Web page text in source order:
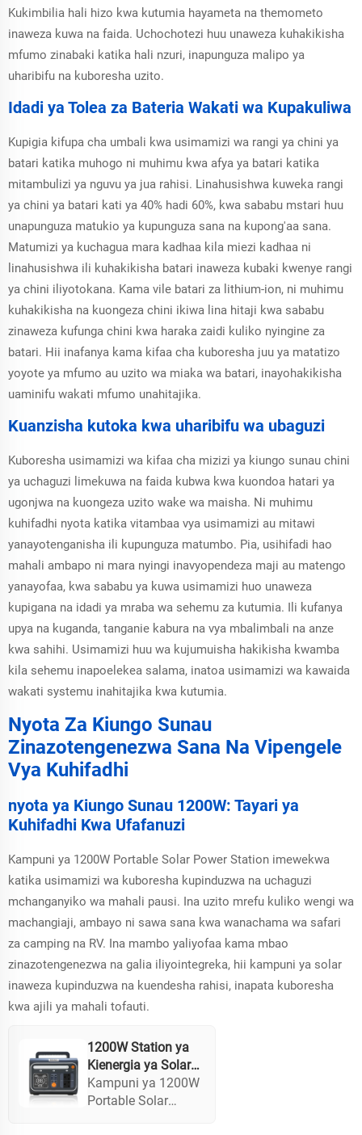
Kukimbilia hali hizo kwa kutumia hayameta na themometo
inaweza kuwa na faida. Uchochotezi huu unaweza kuhakikisha
mfumo zinabaki katika hali nzuri, inapunguza malipo ya
uharibifu na kuboresha uzito.
Idadi ya Tolea za Bateria Wakati wa Kupakuliwa
Kupigia kifupa cha umbali kwa usimamizi wa rangi ya chini ya
batari katika muhogo ni muhimu kwa afya ya batari katika
mitambulizi ya nguvu ya jua rahisi. Linahusishwa kuweka rangi
ya chini ya batari kati ya 40% hadi 60%, kwa sababu mstari huu
unapunguza matukio ya kupunguza sana na kupong'aa sana.
Matumizi ya kuchagua mara kadhaa kila miezi kadhaa ni
linahusishwa ili kuhakikisha batari inaweza kubaki kwenye rangi
ya chini iliyotokana. Kama vile batari za lithium-ion, ni muhimu
kuhakikisha na kuongeza chini ikiwa lina hitaji kwa sababu
zinaweza kufunga chini kwa haraka zaidi kuliko nyingine za
batari. Hii inafanya kama kifaa cha kuboresha juu ya matatizo
yoyote ya mfumo au uzito wa miaka wa batari, inayohakikisha
uaminifu wakati mfumo unahitajika.
Kuanzisha kutoka kwa uharibifu wa ubaguzi
Kuboresha usimamizi wa kifaa cha mizizi ya kiungo sunau chini
ya uchaguzi limekuwa na faida kubwa kwa kuondoa hatari ya
ugonjwa na kuongeza uzito wake wa maisha. Ni muhimu
kuhifadhi nyota katika vitambaa vya usimamizi au mitawi
yanayotenganisha ili kupunguza matumbo. Pia, usihifadi hao
mahali ambapo ni mara nyingi inavyopendeza maji au matengo
yanayofaa, kwa sababu ya kuwa usimamizi huo unaweza
kupigana na idadi ya mraba wa sehemu za kutumia. Ili kufanya
upya na kuganda, tanganie kabura na vya mbalimbali na anze
kwa sahihi. Usimamizi huu wa kujumuisha hakikisha kwamba
kila sehemu inapoelekea salama, inatoa usimamizi wa kawaida
wakati systemu inahitajika kwa kutumia.
Nyota Za Kiungo Sunau
Zinazotengenezwa Sana Na Vipengele
Vya Kuhifadhi
nyota ya Kiungo Sunau 1200W: Tayari ya
Kuhifadhi Kwa Ufafanuzi
Kampuni ya 1200W Portable Solar Power Station imewekwa
katika usimamizi wa kuboresha kupinduzwa na uchaguzi
mchanganyiko wa mahali pausi. Ina uzito mrefu kuliko wengi wa
machangiaji, ambayo ni sawa sana kwa wanachama wa safari
za camping na RV. Ina mambo yaliyofaa kama mbao
zinazotengenezwa na galia iliyointegreka, hii kampuni ya solar
inaweza kupinduzwa na kuendesha rahisi, inapata kuboresha
kwa ajili ya mahali tofauti.
1200W Station ya
Kienergia ya Solar
ya Usability ya Asili
Rechargeable
Kampuni ya 1200W
Portable Solar